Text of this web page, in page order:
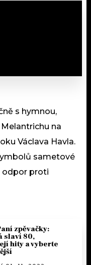
s hymnou,
na
Václava Havla.
sametové
odpor proti
zpěvačky:
slaví 80,
hity a vyberte